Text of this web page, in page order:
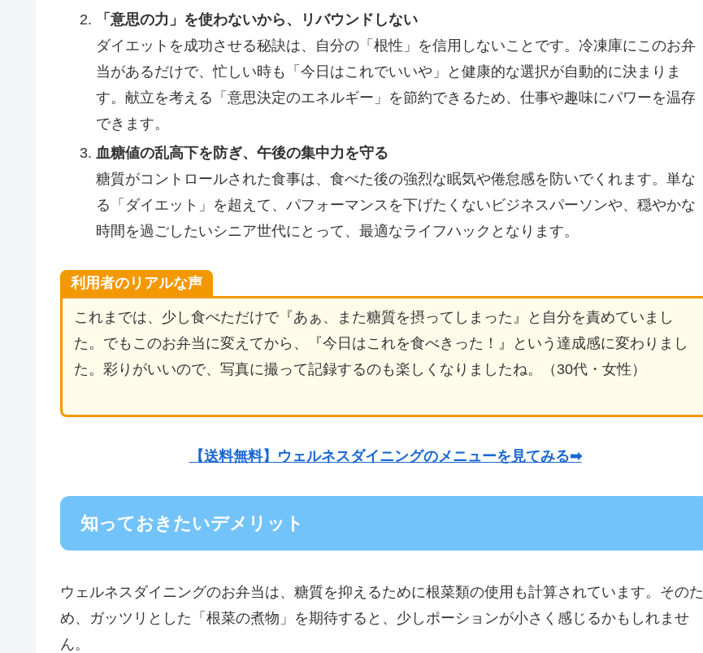
「意思の力」を使わないから、リバウンドしない
ダイエットを成功させる秘訣は、自分の「根性」を信用しないことです。冷凍庫にこのお弁
当があるだけで、忙しい時も「今日はこれでいいや」と健康的な選択が自動的に決まりま
す。献立を考える「意思決定のエネルギー」を節約できるため、仕事や趣味にパワーを温存
できます。
血糖値の乱高下を防ぎ、午後の集中力を守る
糖質がコントロールされた食事は、食べた後の強烈な眠気や倦怠感を防いでくれます。単な
る「ダイエット」を超えて、パフォーマンスを下げたくないビジネスパーソンや、穏やかな
時間を過ごしたいシニア世代にとって、最適なライフハックとなります。
利用者のリアルな声
これまでは、少し食べただけで『あぁ、また糖質を摂ってしまった』と自分を責めていまし
た。でもこのお弁当に変えてから、『今日はこれを食べきった！』という達成感に変わりまし
た。彩りがいいので、写真に撮って記録するのも楽しくなりましたね。（30代・女性）
【送料無料】ウェルネスダイニングのメニューを見てみる➡
知っておきたいデメリット
ウェルネスダイニングのお弁当は、糖質を抑えるために根菜類の使用も計算されています。そのた
め、ガッツリとした「根菜の煮物」を期待すると、少しポーションが小さく感じるかもしれませ
ん。